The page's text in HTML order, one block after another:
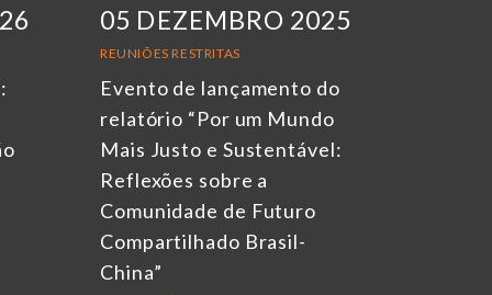
05 DEZEMBRO 2025
REUNIÕES RESTRITAS
Evento de lançamento do
relatório “Por um Mundo
Mais Justo e Sustentável:
Reflexões sobre a
Comunidade de Futuro
Compartilhado Brasil-
China”